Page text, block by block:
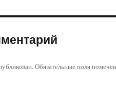
Обязательные поля